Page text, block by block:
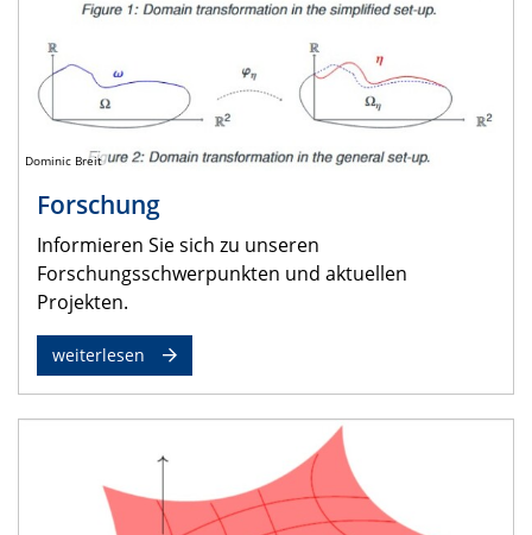
Dominic Breit
Forschung
Informieren Sie sich zu unseren
Forschungsschwerpunkten und aktuellen
Projekten.
weiterlesen